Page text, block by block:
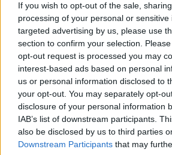
If you wish to opt-out of the sale,
processing of your personal or
targeted advertising by us, please use
section to confirm your selection.
opt-out request is processed you may
interest-based ads based on personal
us or personal information disclosed to
your opt-out. You may separately opt-
disclosure of your personal information
IAB’s list of downstream participants.
also be disclosed by us to third parties
Downstream Participants that may
Μιχάλης Σαράντης / NDP
Την metal μπάντα απόλαυσαν
Φαίη Σκορδά και ο Λάκης
ΔΙΑΦΗΜΙΣΗ